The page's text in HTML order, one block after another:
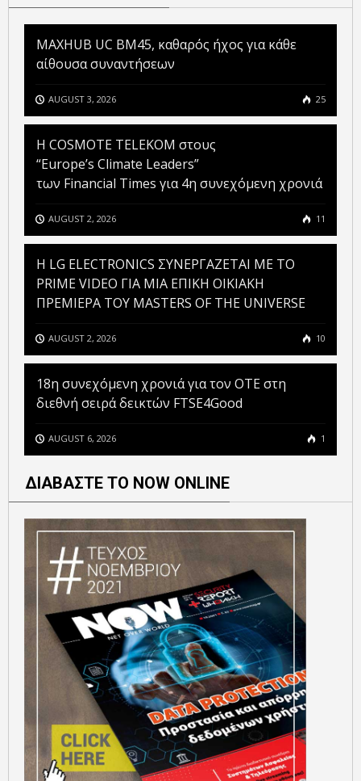
MAXHUB UC BM45, καθαρός ήχος για κάθε
αίθουσα συναντήσεων
AUGUST 3, 2026 25
Η COSMOTE TELEKOM στους
“Europe’s Climate Leaders”
των Financial Times για 4η συνεχόμενη χρονιά
AUGUST 2, 2026 11
H LG ELECTRONICS ΣΥΝΕΡΓΑΖΕΤΑΙ ΜΕ ΤΟ
PRIME VIDEO ΓΙΑ ΜΙΑ ΕΠΙΚΗ ΟΙΚΙΑΚΗ
ΠΡΕΜΙΕΡΑ ΤΟΥ MASTERS OF THE UNIVERSE
AUGUST 2, 2026 10
18η συνεχόμενη χρονιά για τον ΟΤΕ στη
διεθνή σειρά δεικτών FTSE4Good
AUGUST 6, 2026 1
ΔΙΑΒΑΣΤΕ ΤΟ NOW ONLINE